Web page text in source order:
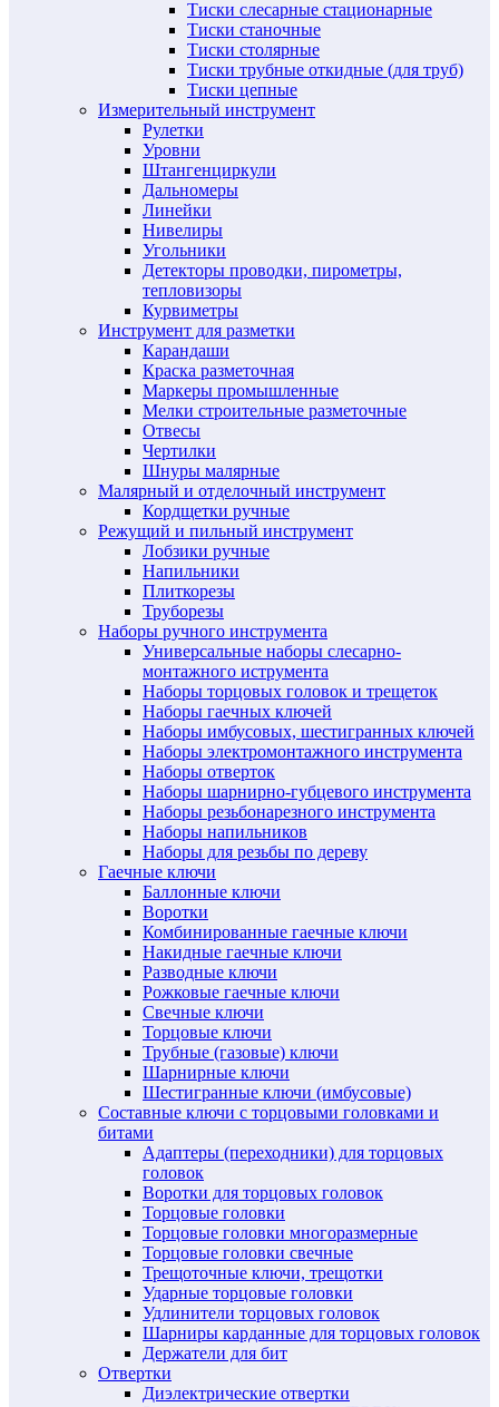
Тиски слесарные стационарные
Тиски станочные
Тиски столярные
Тиски трубные откидные (для труб)
Тиски цепные
Измерительный инструмент
Рулетки
Уровни
Штангенциркули
Дальномеры
Линейки
Нивелиры
Угольники
Детекторы проводки, пирометры,
тепловизоры
Курвиметры
Инструмент для разметки
Карандаши
Краска разметочная
Маркеры промышленные
Мелки строительные разметочные
Отвесы
Чертилки
Шнуры малярные
Малярный и отделочный инструмент
Кордщетки ручные
Режущий и пильный инструмент
Лобзики ручные
Напильники
Плиткорезы
Труборезы
Наборы ручного инструмента
Универсальные наборы слесарно-
монтажного иструмента
Наборы торцовых головок и трещеток
Наборы гаечных ключей
Наборы имбусовых, шестигранных ключей
Наборы электромонтажного инструмента
Наборы отверток
Наборы шарнирно-губцевого инструмента
Наборы резьбонарезного инструмента
Наборы напильников
Наборы для резьбы по дереву
Гаечные ключи
Баллонные ключи
Воротки
Комбинированные гаечные ключи
Накидные гаечные ключи
Разводные ключи
Рожковые гаечные ключи
Свечные ключи
Торцовые ключи
Трубные (газовые) ключи
Шарнирные ключи
Шестигранные ключи (имбусовые)
Составные ключи с торцовыми головками и
битами
Адаптеры (переходники) для торцовых
головок
Воротки для торцовых головок
Торцовые головки
Торцовые головки многоразмерные
Торцовые головки свечные
Трещоточные ключи, трещотки
Ударные торцовые головки
Удлинители торцовых головок
Шарниры карданные для торцовых головок
Держатели для бит
Отвертки
Диэлектрические отвертки